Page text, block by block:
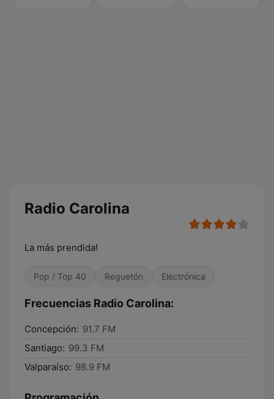
Radio Carolina
La más prendida!
Pop / Top 40 Reguetón Electrónica
Frecuencias Radio Carolina:
Concepción: 91.7 FM
Santiago: 99.3 FM
Valparaíso: 98.9 FM